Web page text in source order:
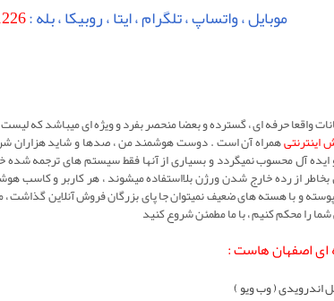
موبايل ، واتساپ ، تلگرام ، ايتا ، روبیکا ، بله :
واقعا حرفه ای ، گسترده و بعضا منحصر بفرد و ويژه ای ميباشد که
اينترنتیهمراه آن است . دوست هوشمند من ، صدها و شاید هزاران
آل محسوب نميگردد و بسياری از آنها فقط سيستم های ترجمه شده
از رده خارج شدن ورژن بلااستفاده میشوند ، هر کاربر و کاسب
و با هسته های ضعیف نمیتوان جا پای بزرگان فروش آنلاین گذاشت
را محکم کنيم ، با ما مطمئن شروع کنید
ای اصفهان هاست :
اندرویدی ( وب ویو )